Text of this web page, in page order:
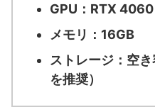
GPU：RTX 4060
メモリ：16GB
ストレージ：空
を推奨）